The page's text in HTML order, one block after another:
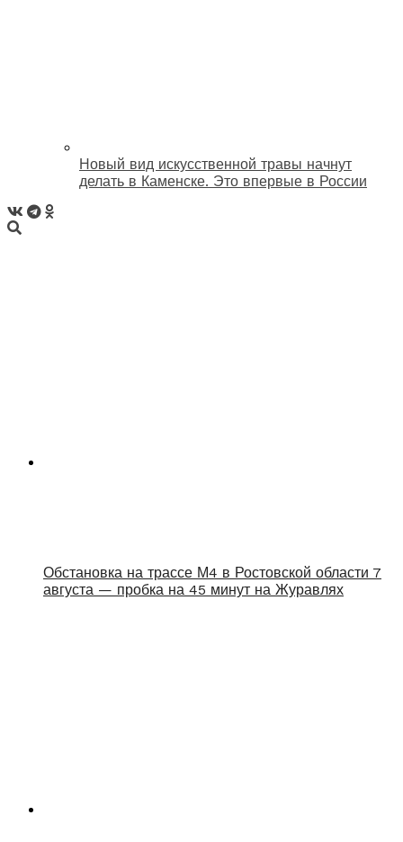
Новый вид искусственной травы начнут
делать в Каменске. Это впервые в России
Обстановка на трассе М4 в Ростовской области 7
августа — пробка на 45 минут на Журавлях